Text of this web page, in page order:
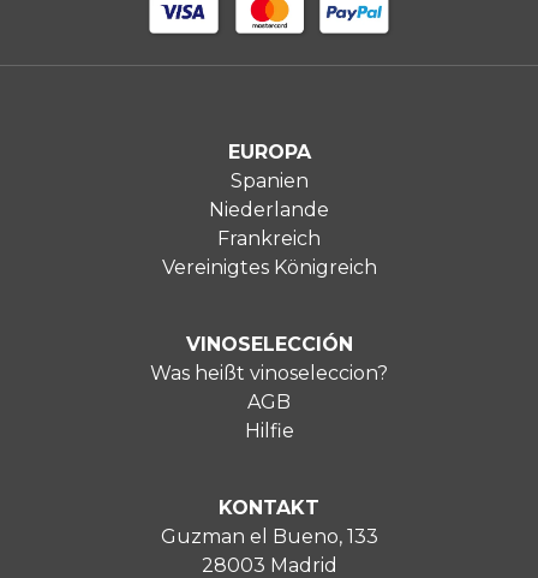
EUROPA
Spanien
Niederlande
Frankreich
Vereinigtes Königreich
VINOSELECCIÓN
Was heißt vinoseleccion?
AGB
Hilfie
KONTAKT
Guzman el Bueno, 133
28003 Madrid